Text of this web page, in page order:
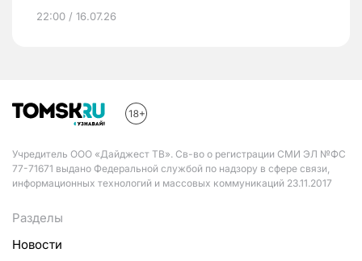
22:00 / 16.07.26
Учредитель ООО «Дайджест ТВ». Св-во о регистрации СМИ ЭЛ №ФС
77-71671 выдано Федеральной службой по надзору в сфере связи,
информационных технологий и массовых коммуникаций 23.11.2017
Разделы
Новости